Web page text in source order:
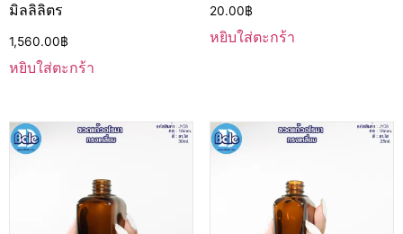
มิลลิลิตร
1,560.00฿
หยิบใส่ตะกร้า
20.00฿
หยิบใส่ตะกร้า